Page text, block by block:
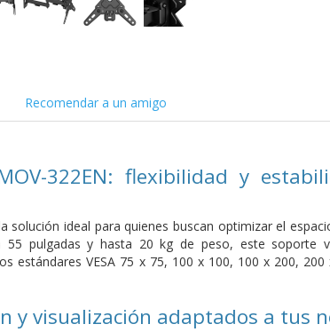
Recomendar a un amigo
322EN: flexibilidad y
solución ideal para quienes buscan optimizar el
pulgadas y hasta 20 kg de peso, este soporte
estándares VESA 75 x 75, 100 x 100, 100 x 200,
y visualización adaptados a tus